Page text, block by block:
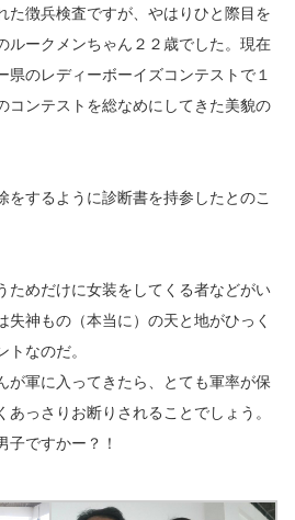
た徴兵検査ですが、やはりひと際目を
ルークメンちゃん２２歳でした。現在
県のレディーボーイズコンテストで１
コンテストを総なめにしてきた美貌の
をするように診断書を持参したとのこ
ためだけに女装をしてくる者などがい
失神もの（本当に）の天と地がひっく
トなのだ。
が軍に入ってきたら、とても軍率が保
っさりお断りされることでしょう。
子ですかー？！